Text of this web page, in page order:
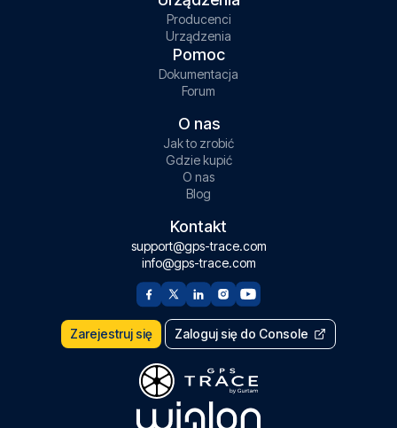
Producenci
Urządzenia
Pomoc
Dokumentacja
Forum
O nas
Jak to zrobić
Gdzie kupić
O nas
Blog
Kontakt
support@gps-trace.com
info@gps-trace.com
Zarejestruj się Zaloguj się do Console